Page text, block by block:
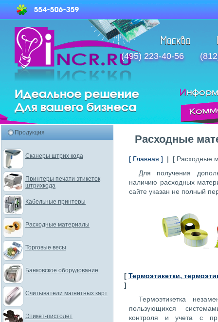
(495) 223-40-56
Расходные
[ Главная ] | [ Расходные
Для получения
наличию расходных
сайте указан не полный
[ Термоэтикетки,
]
Термоэтикетка
пользующихся
контроля и учета с
Продукция
Сканеры штрих кода
Принтеры печати этикеток
штрихкода
Кабельные принтеры
Расходные материалы
Торговые весы
Банковское оборудование
Считыватели магнитных карт
Этикет-пистолет